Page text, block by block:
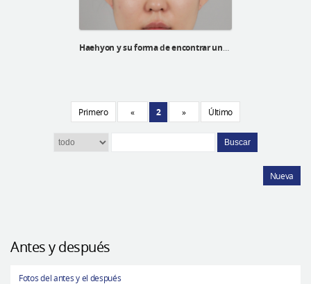
Haehyon y su forma de encontrar una autoestima alta
Primero « 2 » Último
Buscar
Nueva
Antes y después
Fotos del antes y el después